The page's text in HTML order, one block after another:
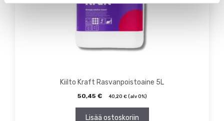
Kiilto Kraft Rasvanpoistoaine 5L
50,45 € 40,20 €(alv 0%)
Lisää ostoskoriin